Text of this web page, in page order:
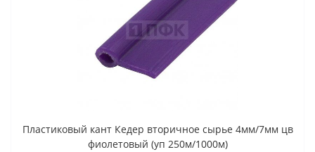
Пластиковый кант Кедер вторичное сырье 4мм/7мм цв
фиолетовый (уп 250м/1000м)